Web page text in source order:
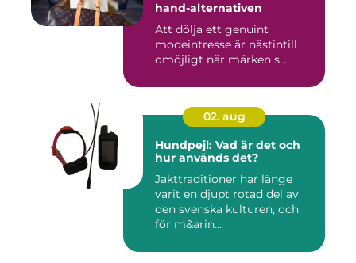
hand-alternativen
Att dölja ett genuint
modeintresse är nästintill
omöjligt när märken s...
02. aug
Hundpejl: Vad är det och
hur används det?
Jakttraditioner har länge
varit en djupt rotad del av
den svenska kulturen, och
för m&arin...